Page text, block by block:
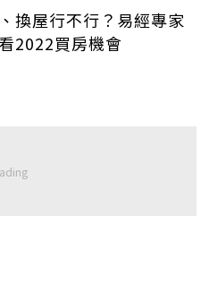
換屋行不行？易經專家
2022買房機會